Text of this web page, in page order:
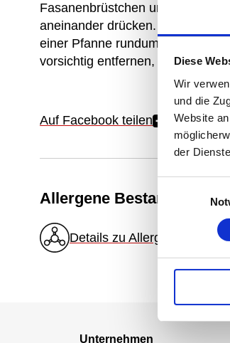
Diese
Wir
und die
Website
der
Fasanenbrüstchen und
aneinander drücken. Mit
einer Pfanne rundum anbraten
vorsichtig entfernen, tranchieren
Auf Facebook teilen
Allergene Bestandteile
Details zu Allergenen
Unternehmen